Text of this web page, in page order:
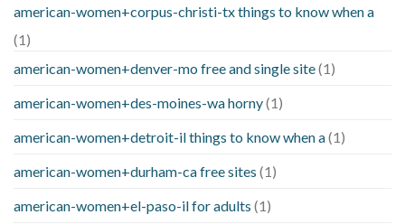
american-women+corpus-christi-tx things to know when a
(1)
american-women+denver-mo free and single site(1)
american-women+des-moines-wa horny(1)
american-women+detroit-il things to know when a(1)
american-women+durham-ca free sites (1)
american-women+el-paso-il for adults (1)